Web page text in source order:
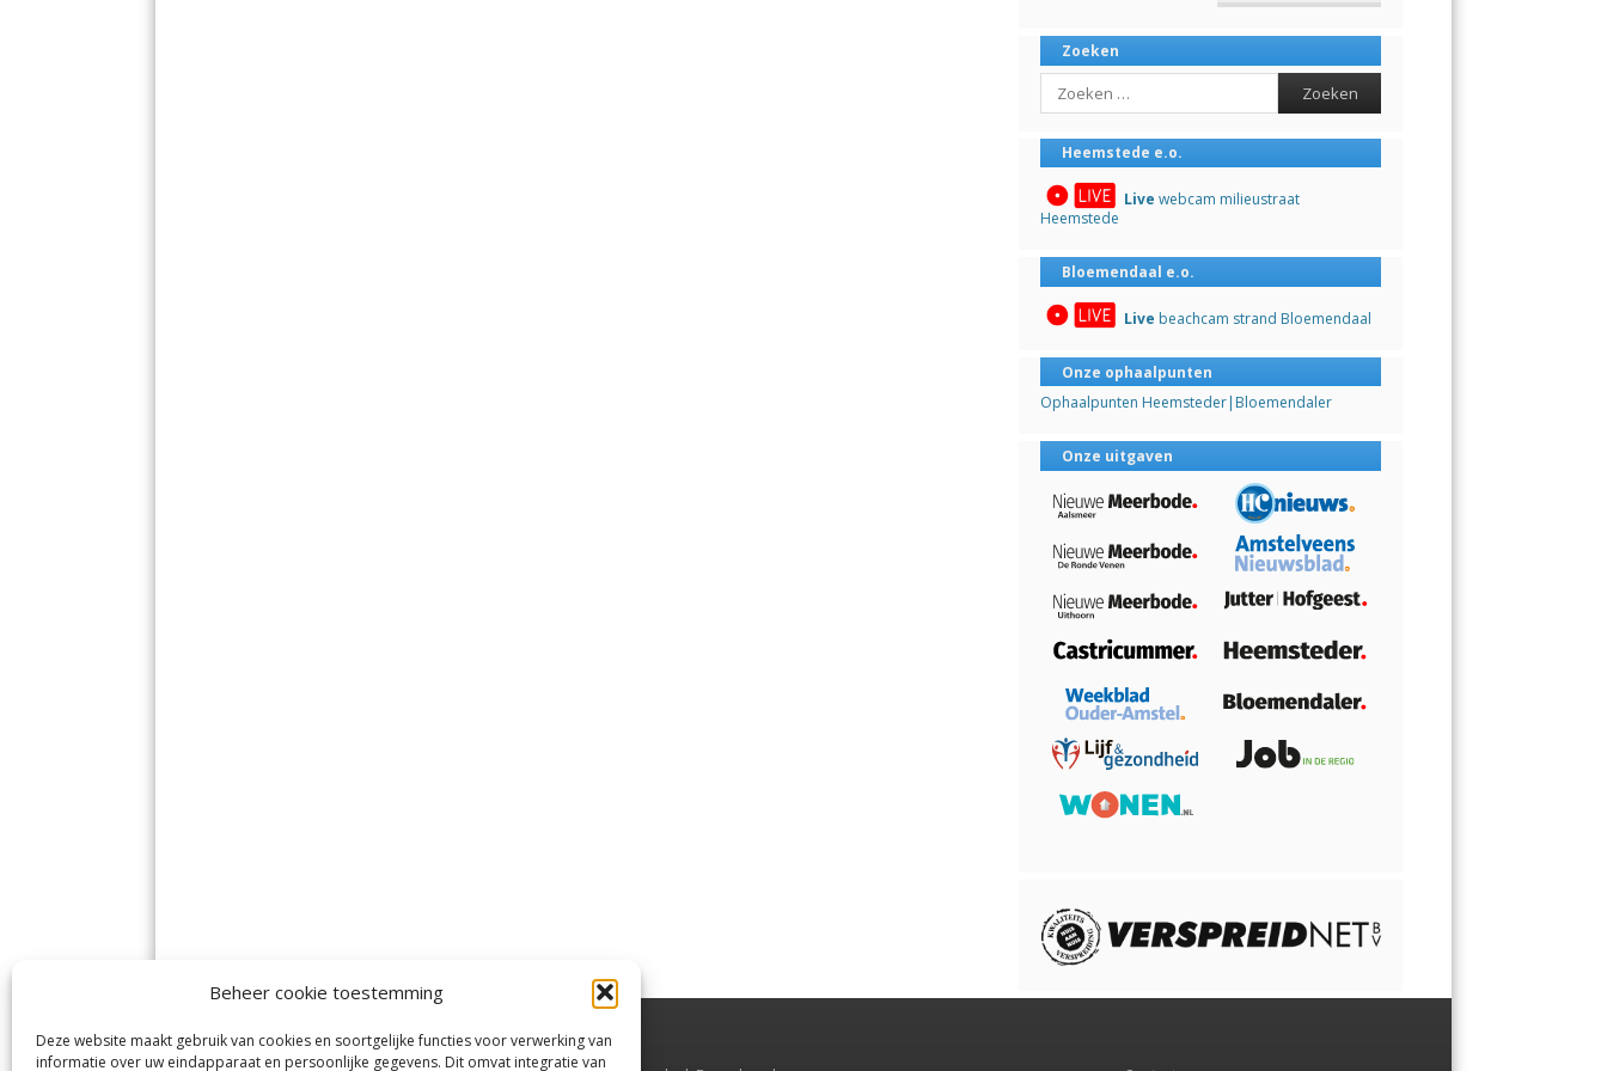
Beheer cookie toestemming
Deze website maakt gebruik van cookies en soortgelijke functies voor verwerking van
informatie over uw eindapparaat en persoonlijke gegevens. Dit omvat integratie van
Zoeken
Search
Heemstede e.o.
Live webcam milieustraat
Heemstede
Bloemendaal e.o.
Live beachcam strand Bloemendaal
Onze ophaalpunten
Ophaalpunten Heemsteder|Bloemendaler
Onze uitgaven